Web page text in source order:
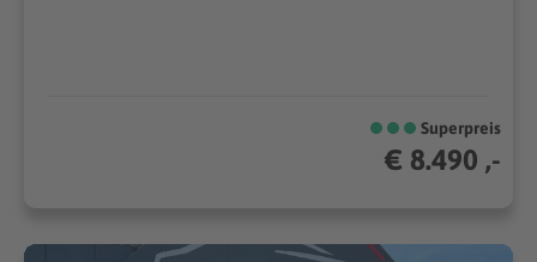
Superpreis
€ 8.490 ,-